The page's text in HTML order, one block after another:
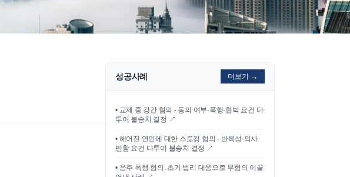
뉴스레터/브로슈어
성공사례 더보기 →
• 교제 중 강간 혐의 - 동의 여부·폭행·협박 요건 다
투어 불송치 결정 ↗
• 헤어진 연인에 대한 스토킹 혐의 - 반복성·의사
반함 요건 다투어 불송치 결정 ↗
• 음주 폭행 혐의, 초기 법리 대응으로 무혐의 이끌